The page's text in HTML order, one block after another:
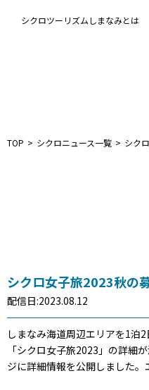
シクロツーリズムしまなみとは
TOP シクロニュース一覧 シク
シクロ女子旅2023秋の
配信日:2023.08.12
しまなみ海道周辺エリアを1泊
「シクロ女子旅2023」の詳細
ジに詳細情報を公開しました。